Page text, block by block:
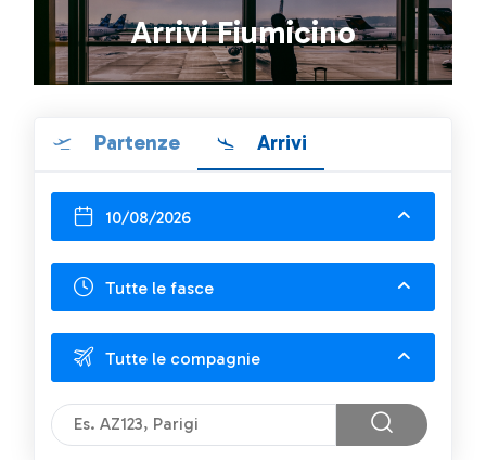
Arrivi Fiumicino
Partenze Arrivi
10/08/2026
Tutte le fasce
Tutte le compagnie